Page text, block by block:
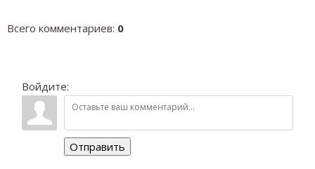
Всего комментариев: 0
Войдите:
Отправить